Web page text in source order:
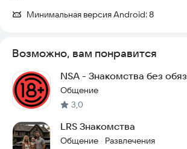
Минимальная версия Android:8
Возможно, вам понравится
NSA - Знакомства без
Общение
3,0
LRS Знакомства
Общение · Развлечения